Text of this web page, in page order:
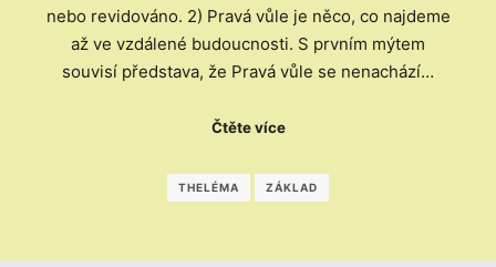
nebo revidováno. 2) Pravá vůle je něco, co najdeme
až ve vzdálené budoucnosti. S prvním mýtem
souvisí představa, že Pravá vůle se nenachází…
Čtěte více
THELÉMA ZÁKLAD